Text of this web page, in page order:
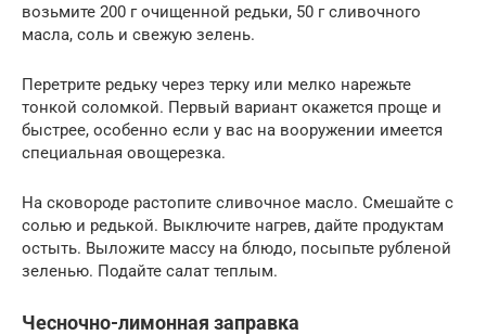
возьмите 200 г очищенной редьки, 50 г сливочного
масла, соль и свежую зелень.
Перетрите редьку через терку или мелко нарежьте
тонкой соломкой. Первый вариант окажется проще и
быстрее, особенно если у вас на вооружении имеется
специальная овощерезка.
На сковороде растопите сливочное масло. Смешайте с
солью и редькой. Выключите нагрев, дайте продуктам
остыть. Выложите массу на блюдо, посыпьте рубленой
зеленью. Подайте салат теплым.
Чесночно-лимонная заправка